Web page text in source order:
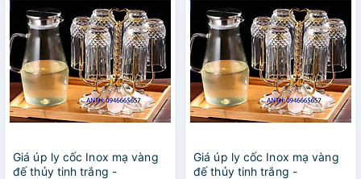
Giá úp ly cốc Inox mạ vàng
đế thủy tinh trắng -
Giá úp ly cốc Inox mạ vàng
đế thủy tinh trắng -